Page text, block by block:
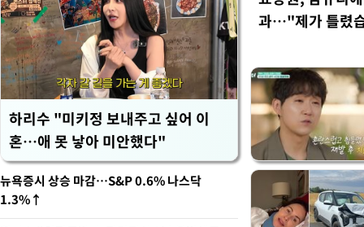
하리수 "미키정 보내주고 싶어 이
혼…애 못 낳아 미안했다"
과…"제가 틀렸
뉴욕증시 상승 마감…S&P 0.6% 나스닥
1.3%↑